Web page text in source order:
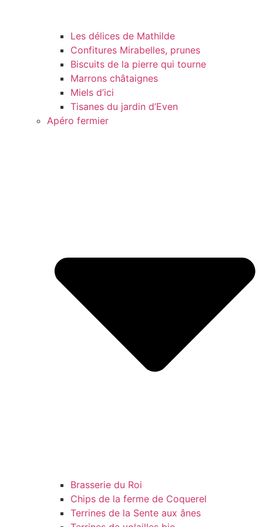
Les délices de Mathilde
Confitures Mirabelles, prunes
Biscuits de la pierre qui tourne
Marrons châtaignes
Miels d’ici
Tisanes du jardin d’Even
Apéro fermier
Brasserie du Roi
Chips de la ferme de Coquerel
Terrines de la Sente aux ânes